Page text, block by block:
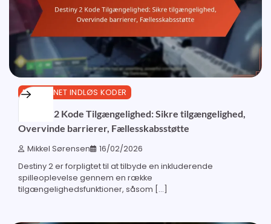
BUNGIE.NET INDLØS KODER
Destiny 2 Kode Tilgængelighed: Sikre tilgængelighed,
Overvinde barrierer, Fællesskabsstøtte
Mikkel Sørensen 16/02/2026
Destiny 2 er forpligtet til at tilbyde en inkluderende
spilleoplevelse gennem en række
tilgængelighedsfunktioner, såsom […]